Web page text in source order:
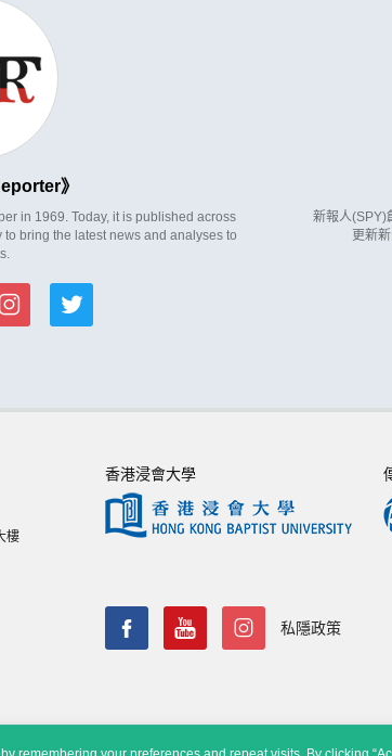
in 1969. Today, it is published across
bring the latest news and analyses to
新報人(SPY)
更新
樓
香港浸會大學
私隱政策